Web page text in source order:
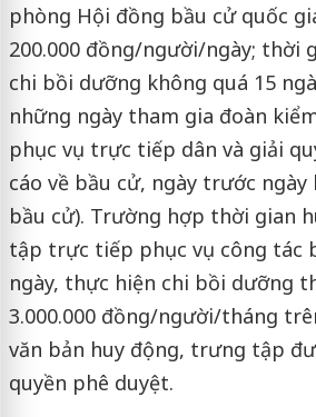
phòng Hội đồng bầu cử quốc
200.000 đồng/người/ngày; thời
chi bồi dưỡng không quá 15
những ngày tham gia đoàn
phục vụ trực tiếp dân và giải
cáo về bầu cử, ngày trước ngày
bầu cử). Trường hợp thời gian
tập trực tiếp phục vụ công tác
ngày, thực hiện chi bồi dưỡng
3.000.000 đồng/người/tháng
văn bản huy động, trưng tập
quyền phê duyệt.